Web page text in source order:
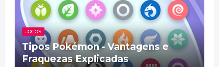
JOGOS
Tipos Pokémon - Vantagens e
Fraquezas Explicadas